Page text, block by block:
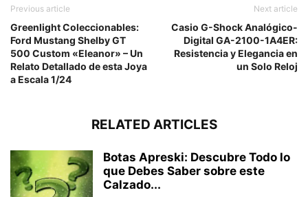
Previous article
Greenlight Coleccionables:
Ford Mustang Shelby GT
500 Custom «Eleanor» – Un
Relato Detallado de esta Joya
a Escala 1/24
Next article
Casio G-Shock Analógico-
Digital GA-2100-1A4ER:
Resistencia y Elegancia en
un Solo Reloj
RELATED ARTICLES
Botas Apreski: Descubre Todo lo
que Debes Saber sobre este
Calzado...